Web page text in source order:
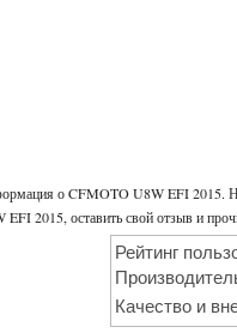
о CFMOTO U8W EFI 2015.
EFI 2015, оставить свой отзыв и
Рейтинг
Качество и